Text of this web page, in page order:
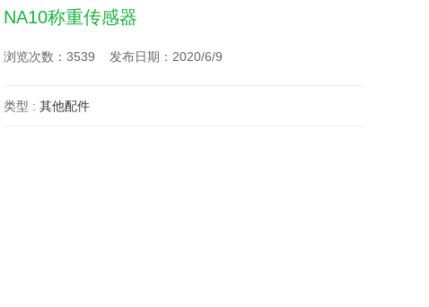
NA10称重传感器
浏览次数：3539 发布日期：2020/6/9
类型 : 其他配件